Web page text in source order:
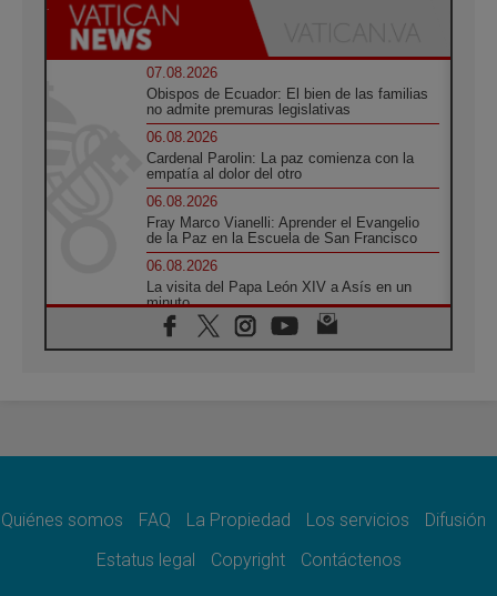
07.08.2026
Obispos de Ecuador: El bien de las familias
no admite premuras legislativas
06.08.2026
Cardenal Parolin: La paz comienza con la
empatía al dolor del otro
06.08.2026
Fray Marco Vianelli: Aprender el Evangelio
de la Paz en la Escuela de San Francisco
06.08.2026
La visita del Papa León XIV a Asís en un
minuto
06.08.2026
El agradecimiento de los jóvenes al Papa:
Comienzan "Diez Días Oración por la Paz"
Pizzaballa en Asís: los cristianos quieren
Quiénes somos FAQ La Propiedad Los servicios
Difusión
Estatus legal
Copyright Contáctenos